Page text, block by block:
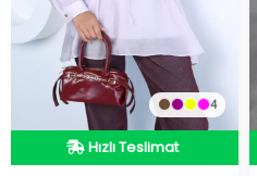
4
Hızlı Teslimat